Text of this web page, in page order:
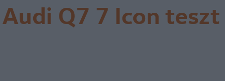
Audi Q7 7 Icon teszt